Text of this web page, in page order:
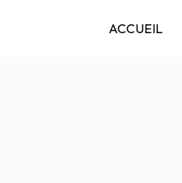
ACCUEIL